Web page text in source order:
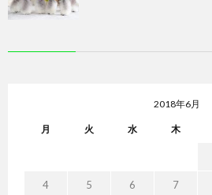
2018年6月
月 火 水 木
4 5 6 7